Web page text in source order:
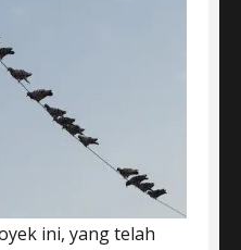
ini, yang telah